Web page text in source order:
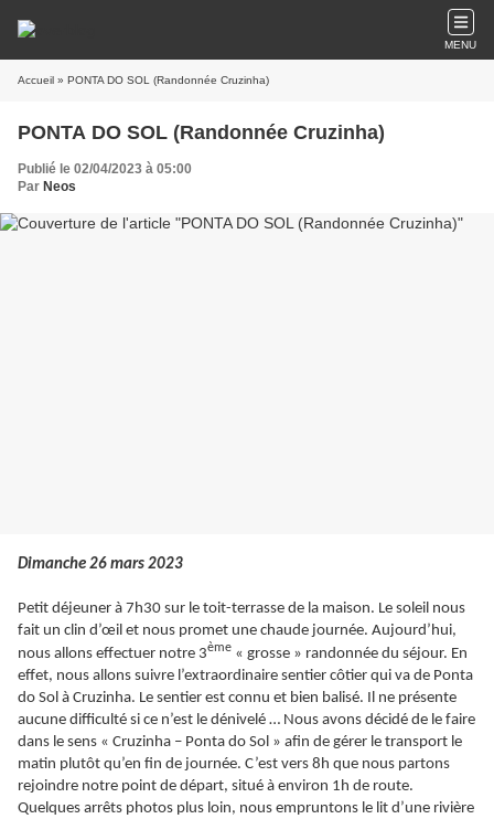
MENU
Accueil » PONTA DO SOL (Randonnée Cruzinha)
PONTA DO SOL (Randonnée Cruzinha)
Publié le 02/04/2023 à 05:00
Par Neos
Dimanche 26 mars 2023
Petit déjeuner à 7h30 sur le toit-terrasse de la maison. Le soleil nous
fait un clin d’œil et nous promet une chaude journée. Aujourd’hui,
nous allons effectuer notre 3ème « grosse » randonnée du séjour. En
effet, nous allons suivre l’extraordinaire sentier côtier qui va de Ponta
do Sol à Cruzinha. Le sentier est connu et bien balisé. Il ne présente
aucune difficulté si ce n’est le dénivelé … Nous avons décidé de le faire
dans le sens « Cruzinha – Ponta do Sol » afin de gérer le transport le
matin plutôt qu’en fin de journée. C’est vers 8h que nous partons
rejoindre notre point de départ, situé à environ 1h de route.
Quelques arrêts photos plus loin, nous empruntons le lit d’une rivière